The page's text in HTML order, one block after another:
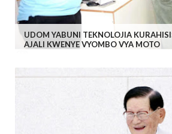
UDOM YABUNI TEKNOLOJIA
AJALI KWENYE VYOMBO VYA MOTO